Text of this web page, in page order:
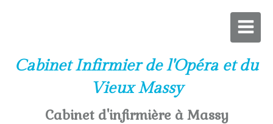
Cabinet Infirmier de l'Opéra et du
Vieux Massy
Cabinet d'infirmière à Massy